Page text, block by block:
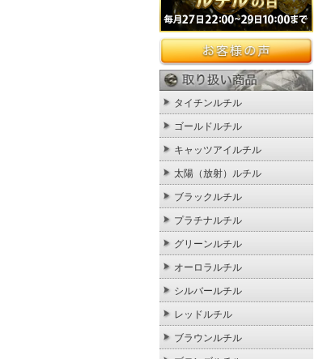
タイチンルチル
ゴールドルチル
キャッツアイルチル
太陽（放射）ルチル
ブラックルチル
プラチナルチル
グリーンルチル
オーロラルチル
シルバールチル
レッドルチル
ブラウンルチル